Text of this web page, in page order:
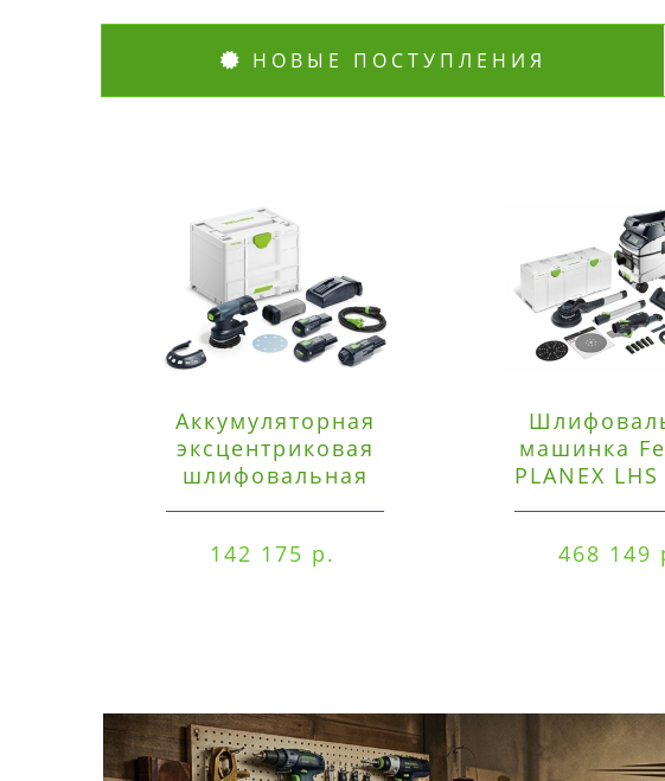
НОВЫЕ ПОСТУПЛЕНИЯ
Аккумуляторная
эксцентриковая
шлифовальная
142 175 р.
машинка
PLANEX
468 149